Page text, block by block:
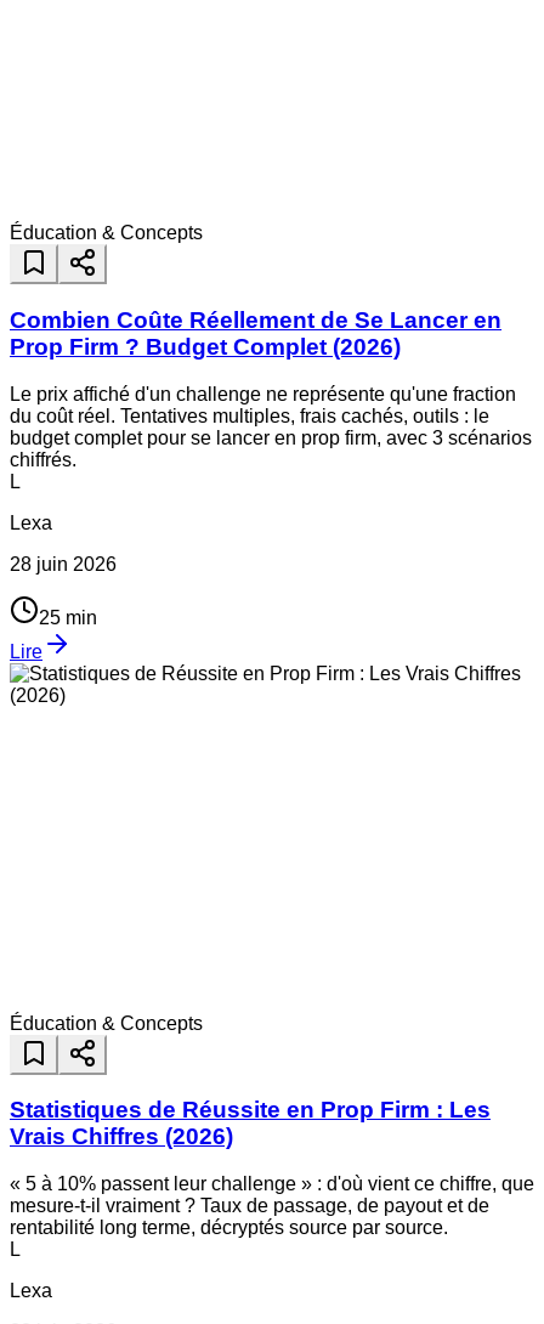
Éducation & Concepts
Combien Coûte Réellement de Se Lancer en
Prop Firm ? Budget Complet (2026)
Le prix affiché d'un challenge ne représente qu'une fraction
du coût réel. Tentatives multiples, frais cachés, outils : le
budget complet pour se lancer en prop firm, avec 3 scénarios
chiffrés.
L
Lexa
28 juin 2026
25 min
Lire
Éducation & Concepts
Statistiques de Réussite en Prop Firm : Les
Vrais Chiffres (2026)
« 5 à 10% passent leur challenge » : d'où vient ce chiffre, que
mesure-t-il vraiment ? Taux de passage, de payout et de
rentabilité long terme, décryptés source par source.
L
Lexa